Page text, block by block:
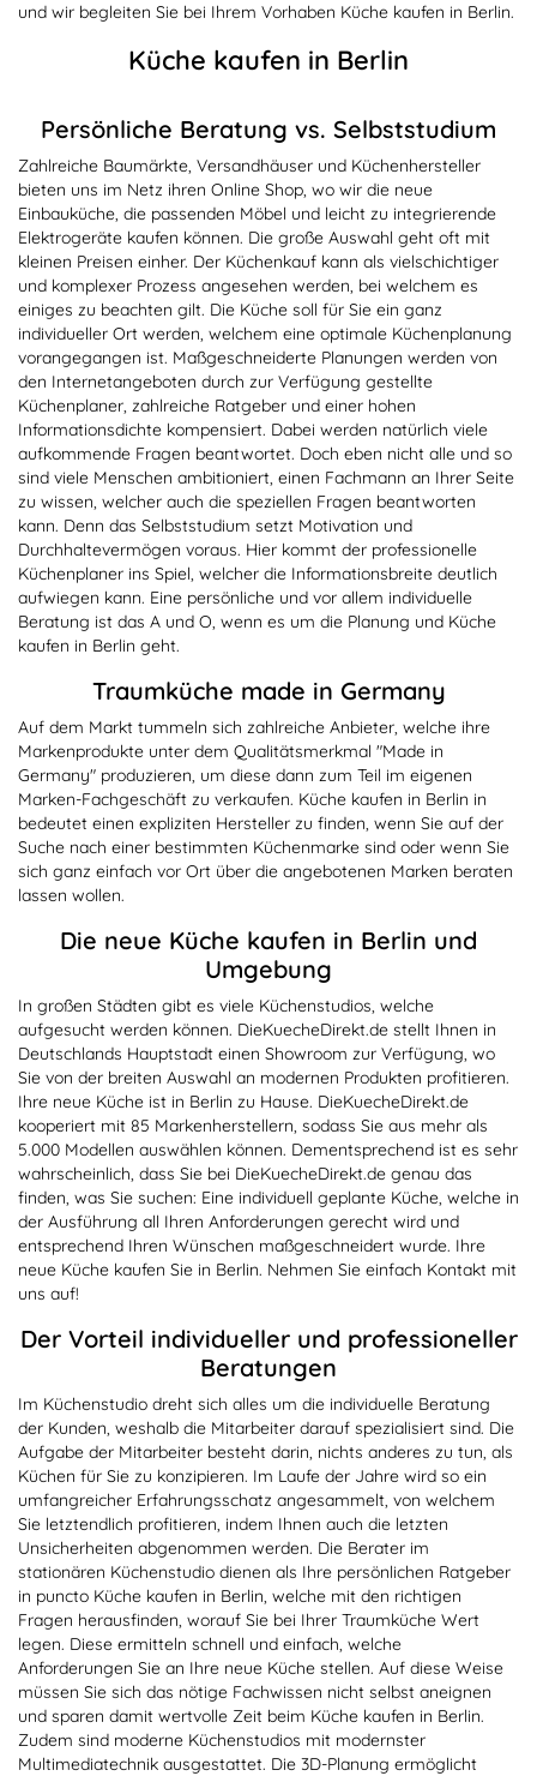
und wir begleiten Sie bei Ihrem Vorhaben Küche kaufen in Berlin.
Küche kaufen in Berlin
Persönliche Beratung vs. Selbststudium
Zahlreiche Baumärkte, Versandhäuser und Küchenhersteller
bieten uns im Netz ihren Online Shop, wo wir die neue
Einbauküche, die passenden Möbel und leicht zu integrierende
Elektrogeräte kaufen können. Die große Auswahl geht oft mit
kleinen Preisen einher. Der Küchenkauf kann als vielschichtiger
und komplexer Prozess angesehen werden, bei welchem es
einiges zu beachten gilt. Die Küche soll für Sie ein ganz
individueller Ort werden, welchem eine optimale Küchenplanung
vorangegangen ist. Maßgeschneiderte Planungen werden von
den Internetangeboten durch zur Verfügung gestellte
Küchenplaner, zahlreiche Ratgeber und einer hohen
Informationsdichte kompensiert. Dabei werden natürlich viele
aufkommende Fragen beantwortet. Doch eben nicht alle und so
sind viele Menschen ambitioniert, einen Fachmann an Ihrer Seite
zu wissen, welcher auch die speziellen Fragen beantworten
kann. Denn das Selbststudium setzt Motivation und
Durchhaltevermögen voraus. Hier kommt der professionelle
Küchenplaner ins Spiel, welcher die Informationsbreite deutlich
aufwiegen kann. Eine persönliche und vor allem individuelle
Beratung ist das A und O, wenn es um die Planung und Küche
kaufen in Berlin geht.
Traumküche made in Germany
Auf dem Markt tummeln sich zahlreiche Anbieter, welche ihre
Markenprodukte unter dem Qualitätsmerkmal "Made in
Germany" produzieren, um diese dann zum Teil im eigenen
Marken-Fachgeschäft zu verkaufen. Küche kaufen in Berlin in
bedeutet einen expliziten Hersteller zu finden, wenn Sie auf der
Suche nach einer bestimmten Küchenmarke sind oder wenn Sie
sich ganz einfach vor Ort über die angebotenen Marken beraten
lassen wollen.
Die neue Küche kaufen in Berlin und
Umgebung
In großen Städten gibt es viele Küchenstudios, welche
aufgesucht werden können. DieKuecheDirekt.de stellt Ihnen in
Deutschlands Hauptstadt einen Showroom zur Verfügung, wo
Sie von der breiten Auswahl an modernen Produkten profitieren.
Ihre neue Küche ist in Berlin zu Hause. DieKuecheDirekt.de
kooperiert mit 85 Markenherstellern, sodass Sie aus mehr als
5.000 Modellen auswählen können. Dementsprechend ist es sehr
wahrscheinlich, dass Sie bei DieKuecheDirekt.de genau das
finden, was Sie suchen: Eine individuell geplante Küche, welche in
der Ausführung all Ihren Anforderungen gerecht wird und
entsprechend Ihren Wünschen maßgeschneidert wurde. Ihre
neue Küche kaufen Sie in Berlin. Nehmen Sie einfach Kontakt mit
uns auf!
Der Vorteil individueller und professioneller
Beratungen
Im Küchenstudio dreht sich alles um die individuelle Beratung
der Kunden, weshalb die Mitarbeiter darauf spezialisiert sind. Die
Aufgabe der Mitarbeiter besteht darin, nichts anderes zu tun, als
Küchen für Sie zu konzipieren. Im Laufe der Jahre wird so ein
umfangreicher Erfahrungsschatz angesammelt, von welchem
Sie letztendlich profitieren, indem Ihnen auch die letzten
Unsicherheiten abgenommen werden. Die Berater im
stationären Küchenstudio dienen als Ihre persönlichen Ratgeber
in puncto Küche kaufen in Berlin, welche mit den richtigen
Fragen herausfinden, worauf Sie bei Ihrer Traumküche Wert
legen. Diese ermitteln schnell und einfach, welche
Anforderungen Sie an Ihre neue Küche stellen. Auf diese Weise
müssen Sie sich das nötige Fachwissen nicht selbst aneignen
und sparen damit wertvolle Zeit beim Küche kaufen in Berlin.
Zudem sind moderne Küchenstudios mit modernster
Multimediatechnik ausgestattet. Die 3D-Planung ermöglicht